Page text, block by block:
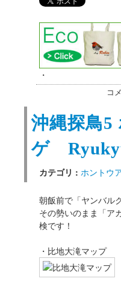
・
コ
沖縄探鳥5
ゲ
カテゴリ : ホントウ
朝飯前で「ヤンバル
その勢いのまま「ア
検です！
・比地大滝マップ